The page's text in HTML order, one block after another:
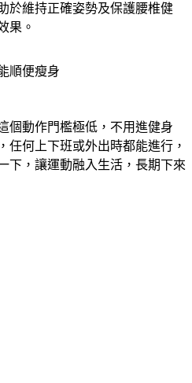
於維持正確姿勢及保護腰椎健
果。
順便瘦身
個動作門檻極低，不用進健身
任何上下班或外出時都能進行，
下，讓運動融入生活，長期下來